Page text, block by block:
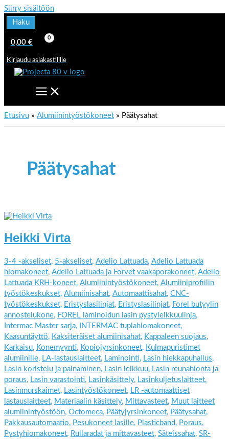
Siirry sisältöön
Haku
0,00 €
Kirjaudu asiakastilille
Etusivu Alumiinintyöstökoneet Päätysahat
Päätysahat
Heikki Virta
3-4 -akseliset, 5-akseliset, Adelio Lattuada, Adelio Lattuada
hiomakoneet, Adelio Lattuada ja Forvet vaakaporakoneet, Adelio
Lattuada KRH-koneet, Alumiinintyöstökoneet, Alumiiniprofiilin
työstökeskukset, Alumiinisahat, Automaattisahat, CNC-
työstökeskukset, Eristyslasilinjat, Eristyslasilinjat, Forel butyylin
annostelukone, FOREL laminoidun lasin pystyleikkuulinja,
Intermac Master sarja, INTERMAC tuplahiomakoneet,
Kaasuntäyttö, Kaksiteräiset alumiinisahat, Kappaleen suojaus,
Karkaisu, Konemyynti, Kopiojyrsinkoneet, Kulmapuristimet
alumiinille, LA-lastauslaitteet, Laminointi, Lasin hiekkapuhallus,
Lasin koristelu ja painaminen, Lasin leikkuu, Lasin reunahionta ja
poraus, Lasin varastointi, Lasinkäsittely, Lasinkuljetuslaitteet,
Lasinmurskaimet, Lasintyöstökoneet, LR -automaattiset
lastauslaitteet, Materiaalin käsittely, Mittavasteet, Muut laitteet
alumiinintyöstöön, Octomeca, Päätyjyrsinkoneet, Päätysahat,
Pakkausautomaatio, Pesukoneet lasille, Plasticband, Poraus,
Pystyhiomakoneet, Rullaradat ja mittavasteet, Säteissahat, SR-